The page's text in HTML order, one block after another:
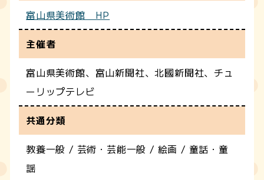
富山県美術館 HP
主催者
富山県美術館、富山新聞社、北國新聞社、チュ
ーリップテレビ
共通分類
教養一般 / 芸術・芸能一般 / 絵画 / 童話・童
謡